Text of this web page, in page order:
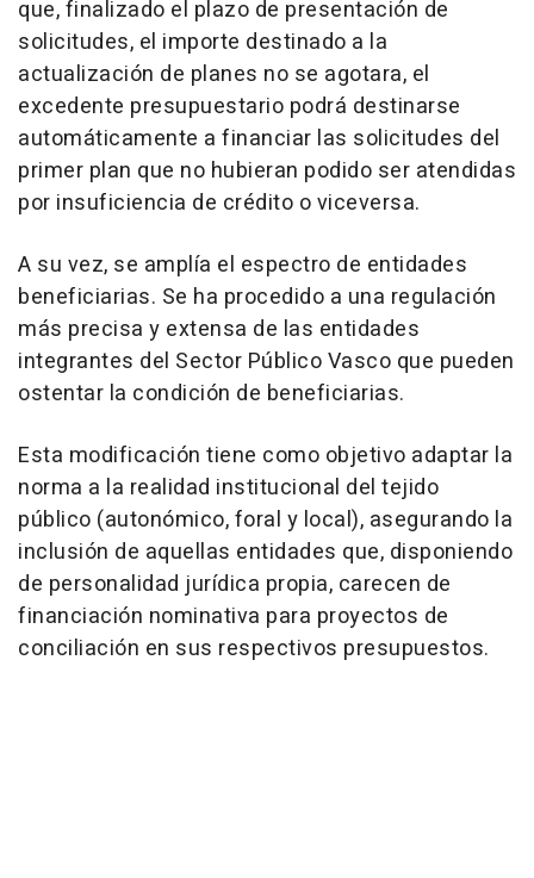
que, finalizado el plazo de presentación de
solicitudes, el importe destinado a la
actualización de planes no se agotara, el
excedente presupuestario podrá destinarse
automáticamente a financiar las solicitudes del
primer plan que no hubieran podido ser atendidas
por insuficiencia de crédito o viceversa.
A su vez, se amplía el espectro de entidades
beneficiarias. Se ha procedido a una regulación
más precisa y extensa de las entidades
integrantes del Sector Público Vasco que pueden
ostentar la condición de beneficiarias.
Esta modificación tiene como objetivo adaptar la
norma a la realidad institucional del tejido
público (autonómico, foral y local), asegurando la
inclusión de aquellas entidades que, disponiendo
de personalidad jurídica propia, carecen de
financiación nominativa para proyectos de
conciliación en sus respectivos presupuestos.